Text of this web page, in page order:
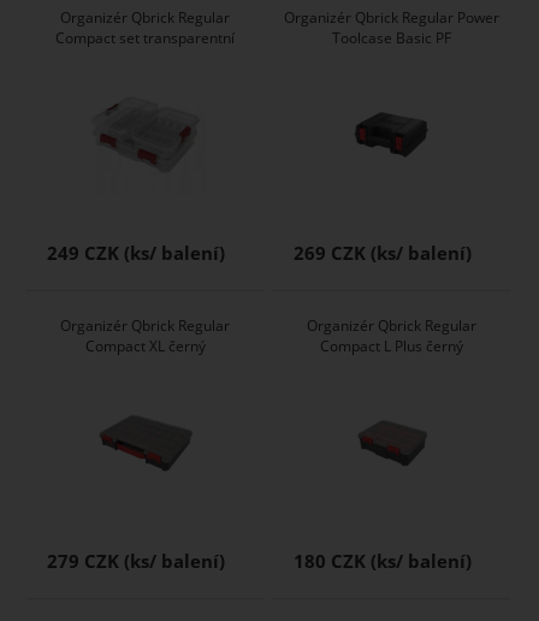
Organizér Qbrick Regular
Compact set transparentní
249 CZK
Organizér Qbrick Regular Power
Toolcase Basic PF
269 CZK
Organizér Qbrick Regular
Compact XL černý
279 CZK
Organizér Qbrick Regular
Compact L Plus černý
180 CZK